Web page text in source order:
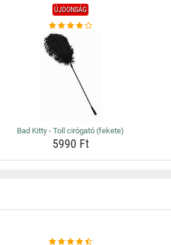
ÚJDONSÁG
Bad Kitty - Toll cirógató (fekete)
5990 Ft